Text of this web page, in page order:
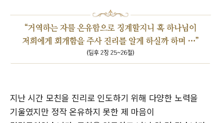
지난 시간 모친을 진리로 인도하기 위해 다양한 노력을
기울였지만 정작 온유하지 못한 제 마음이